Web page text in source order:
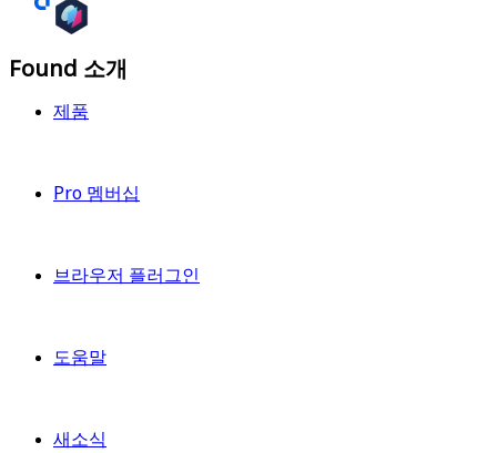
Found 소개
제품
Pro 멤버십
브라우저 플러그인
도움말
새소식